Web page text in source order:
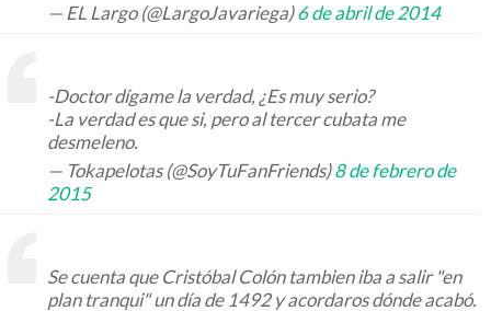
— EL Largo (@LargoJavariega)6 de abril de 2014
-Doctor dígame la verdad, ¿Es muy serio?
-La verdad es que si, pero al tercer cubata me
desmeleno.
— Tokapelotas (@SoyTuFanFriends)8 de febrero de
2015
Se cuenta que Cristóbal Colón tambien iba a salir "en
plan tranqui" un día de 1492 y acordaros dónde acabó.